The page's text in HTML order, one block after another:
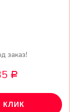
заказ!
Р
КЛИК